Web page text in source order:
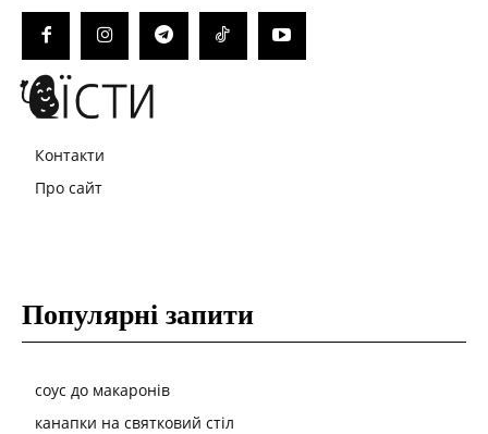
Контакти
Про сайт
Популярні запити
соус до макаронів
канапки на святковий стіл